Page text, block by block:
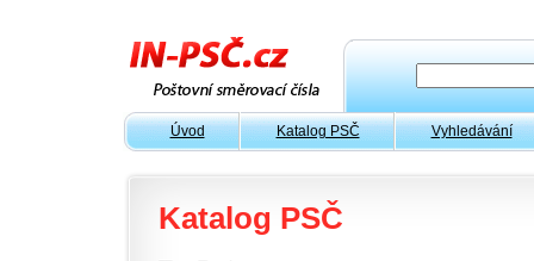
Úvod Katalog PSČ Vyhledávání
Katalog PSČ